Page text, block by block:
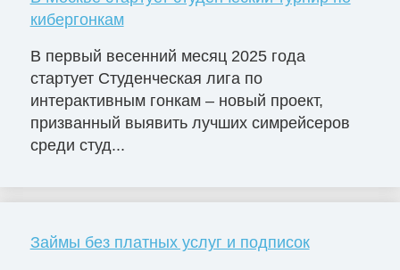
кибергонкам
В первый весенний месяц 2025 года
стартует Студенческая лига по
интерактивным гонкам – новый проект,
призванный выявить лучших симрейсеров
среди студ...
Займы без платных услуг и подписок